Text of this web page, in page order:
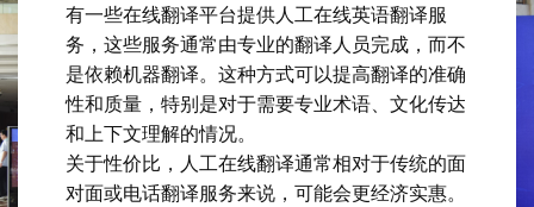
有一些在线翻译平台提供人工在线英语翻译服
务，这些服务通常由专业的翻译人员完成，而不
是依赖机器翻译。这种方式可以提高翻译的准确
性和质量，特别是对于需要专业术语、文化传达
和上下文理解的情况。
关于性价比，人工在线翻译通常相对于传统的面
对面或电话翻译服务来说，可能会更经济实惠。